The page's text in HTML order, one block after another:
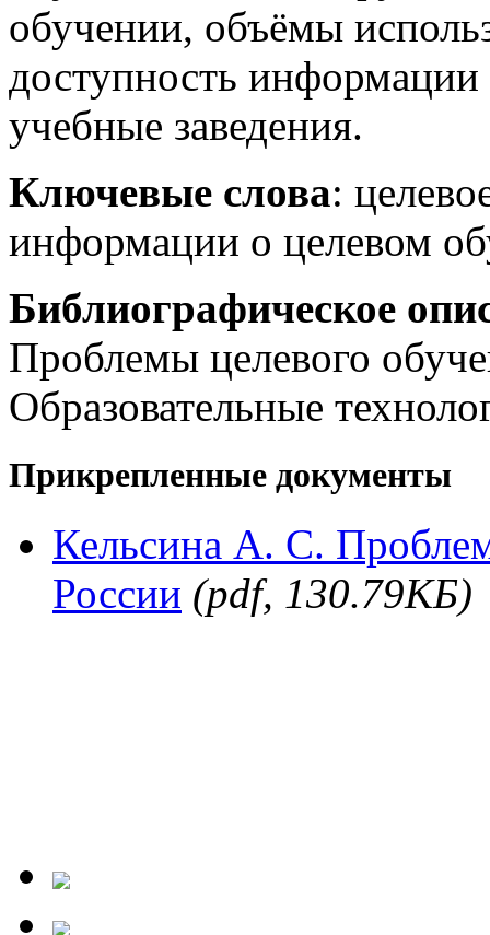
обучении, объёмы
доступность
учебные заведения.
Ключевые слова:
информации о целевом
Библиографическое
Проблемы целевого
Образовательные
Прикрепленные документы
Кельсина А. С.
России (pdf, 130.79КБ)